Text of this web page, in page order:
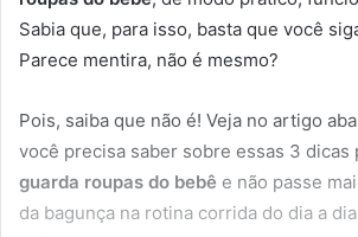
Sabia que, para isso, basta que você
Parece mentira, não é mesmo?
Pois, saiba que não é! Veja no artigo
você precisa saber sobre essas 3 dicas
guarda roupas do bebê e não passe
da bagunça na rotina corrida do dia a